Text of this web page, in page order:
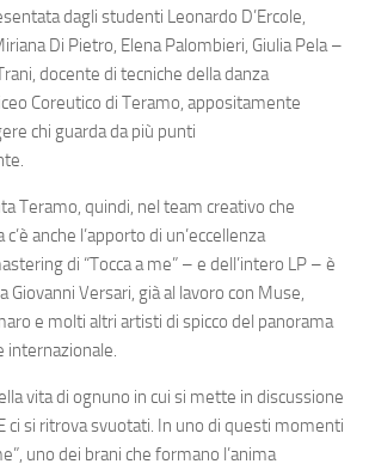
dagli studenti Leonardo D’Ercole,
Di Pietro, Elena Palombieri, Giulia Pela –
docente di tecniche della danza
Coreutico di Teramo, appositamente
chi guarda da più punti
Teramo, quindi, nel team creativo che
anche l’apporto di un’eccellenza
di “Tocca a me” – e dell’intero LP – è
Giovanni Versari, già al lavoro con Muse,
e molti altri artisti di spicco del panorama
internazionale.
vita di ognuno in cui si mette in discussione
ci si ritrova svuotati. In uno di questi momenti
uno dei brani che formano l’anima